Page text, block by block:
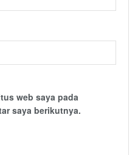
web saya pada
saya berikutnya.